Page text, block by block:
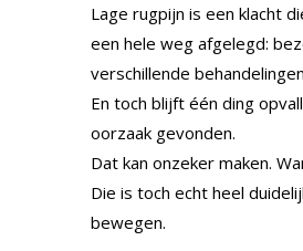
Lage rugpijn is een klacht
een hele weg afgelegd:
verschillende
En toch blijft één ding
oorzaak gevonden.
Dat kan onzeker maken.
Die is toch echt heel
bewegen.